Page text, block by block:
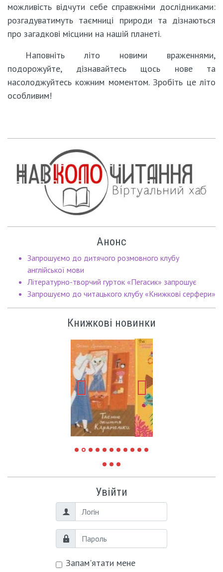
можливість відчути себе справжніми дослідниками:
розгадуватимуть таємниці природи та дізнаються
про загадкові місцини на нашій планеті.
Наповніть літо новими враженнями,
подорожуйте, дізнавайтесь щось нове та
насолоджуйтесь кожним моментом. Зробіть це літо
особливим!
Анонс
Запрошуємо до дитячого розмовного клубу
англійської мови
Літературно-творчий гурток «Пегасик» запрошує
Запрошуємо до читацького клубу «Книжкові серфери»
Книжкові новинки
Увійти
Логін
Пароль
Запам'ятати мене